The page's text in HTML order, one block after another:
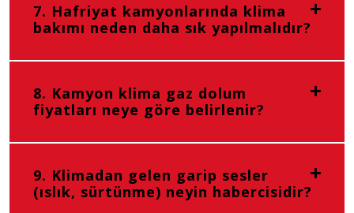
7. Hafriyat kamyonlarında klima
bakımı neden daha sık yapılmalıdır?
8. Kamyon klima gaz dolum
fiyatları neye göre belirlenir?
9. Klimadan gelen garip sesler
(ıslık, sürtünme) neyin habercisidir?